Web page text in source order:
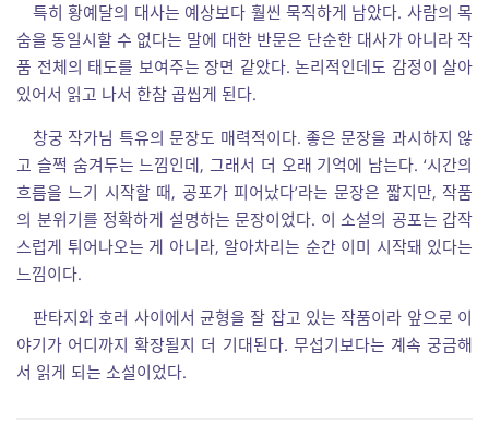
특히 황예달의 대사는 예상보다 훨씬 묵직하게 남았다. 사람의 목
숨을 동일시할 수 없다는 말에 대한 반문은 단순한 대사가 아니라 작
품 전체의 태도를 보여주는 장면 같았다. 논리적인데도 감정이 살아
있어서 읽고 나서 한참 곱씹게 된다.
창궁 작가님 특유의 문장도 매력적이다. 좋은 문장을 과시하지 않
고 슬쩍 숨겨두는 느낌인데, 그래서 더 오래 기억에 남는다. ‘시간의
흐름을 느기 시작할 때, 공포가 피어났다’라는 문장은 짧지만, 작품
의 분위기를 정확하게 설명하는 문장이었다. 이 소설의 공포는 갑작
스럽게 튀어나오는 게 아니라, 알아차리는 순간 이미 시작돼 있다는
느낌이다.
판타지와 호러 사이에서 균형을 잘 잡고 있는 작품이라 앞으로 이
야기가 어디까지 확장될지 더 기대된다. 무섭기보다는 계속 궁금해
서 읽게 되는 소설이었다.